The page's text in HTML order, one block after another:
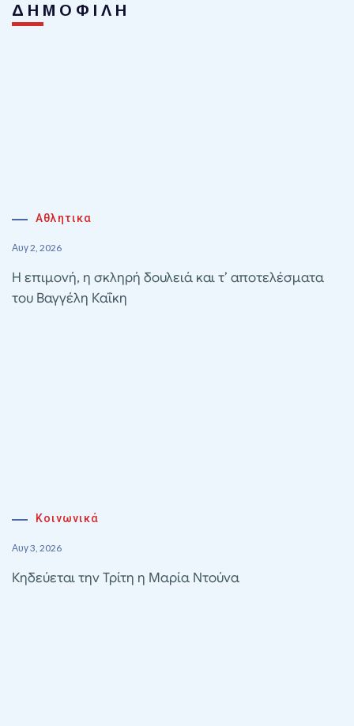
ΔΗΜΟΦΙΛΗ
Αθλητικα
Αυγ 2, 2026
Η επιμονή, η σκληρή δουλειά και τ’ αποτελέσματα
του Βαγγέλη Καΐκη
Κοινωνικά
Αυγ 3, 2026
Κηδεύεται την Τρίτη η Μαρία Ντούνα